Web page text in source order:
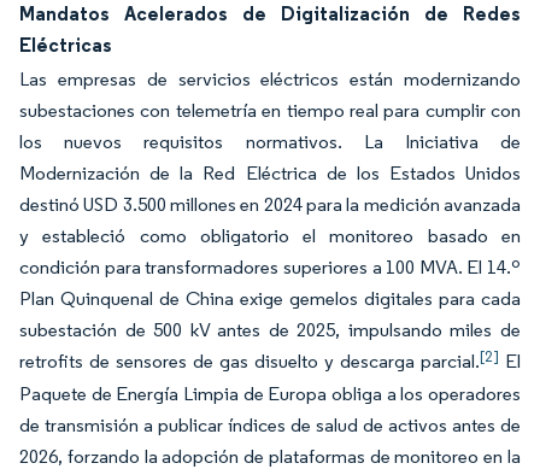
Mandatos Acelerados de Digitalización de Redes
Eléctricas
Las empresas de servicios eléctricos están modernizando
subestaciones con telemetría en tiempo real para cumplir con
los nuevos requisitos normativos. La Iniciativa de
Modernización de la Red Eléctrica de los Estados Unidos
destinó USD 3.500 millones en 2024 para la medición avanzada
y estableció como obligatorio el monitoreo basado en
condición para transformadores superiores a 100 MVA. El 14.º
Plan Quinquenal de China exige gemelos digitales para cada
subestación de 500 kV antes de 2025, impulsando miles de
retrofits de sensores de gas disuelto y descarga parcial.[2] El
Paquete de Energía Limpia de Europa obliga a los operadores
de transmisión a publicar índices de salud de activos antes de
2026, forzando la adopción de plataformas de monitoreo en la